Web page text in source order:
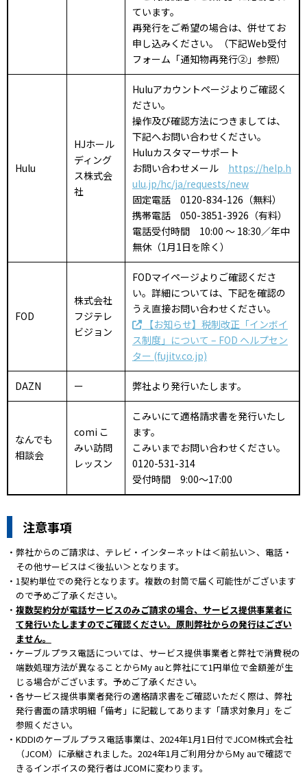
ています。
再発行をご希望の場合は、併せてお
申し込みください。（下記Web受付
フォーム「通知物再発行②」参照）
Hulu
HJホール
ディング
ス株式会
社
Huluアカウントページよりご確認く
ださい。
操作及び確認方法につきましては、
下記へお問い合わせください。
Huluカスタマーサポート
お問い合わせメール https://help.h
ulu.jp/hc/ja/requests/new
固定電話 0120-834-126（無料）
携帯電話 050-3851-3926（有料）
電話受付時間 10:00 ～ 18:30／年中
無休（1月1日を除く）
FOD
株式会社
フジテレ
ビジョン
FODマイページよりご確認くださ
い。詳細については、下記を確認の
うえ直接お問い合わせください。
【お知らせ】税制改正「インボイ
ス制度」について – FOD ヘルプセン
ター (fujitv.co.jp)
DAZN ー 弊社より発行いたします。
なんでも
相談会
comi こ
みい訪問
レッスン
こみいにて適格請求書を発行いたし
ます。
こみいまでお問い合わせください。
0120-531-314
受付時間 9:00～17:00
注意事項
・弊社からのご請求は、テレビ・インターネットは＜前払い＞、電話・
その他サービスは＜後払い＞となります。
・1契約単位での発行となります。複数の封筒で届く可能性がございます
ので予めご了承ください。
・ 複数契約分が電話サービスのみご請求の場合、サービス提供事業者に
て発行いたしますのでご確認ください。原則弊社からの発行はござい
ません。
・ケーブルプラス電話については、サービス提供事業者と弊社で消費税の
端数処理方法が異なることからMy auと弊社にて1円単位で金額差が生
じる場合がございます。予めご了承ください。
・各サービス提供事業者発行の適格請求書をご確認いただく際は、弊社
発行書面の請求明細「備考」に記載してあります「請求対象月」をご
参照ください。
・KDDIのケーブルプラス電話事業は、2024年1月1日付でJCOM株式会社
（JCOM）に承継されました。2024年1月ご利用分からMy auで確認で
きるインボイスの発行者はJCOMに変わります。